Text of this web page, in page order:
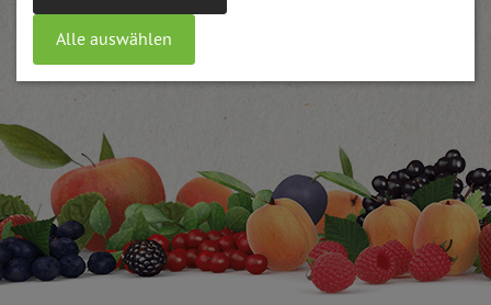
Alle auswählen